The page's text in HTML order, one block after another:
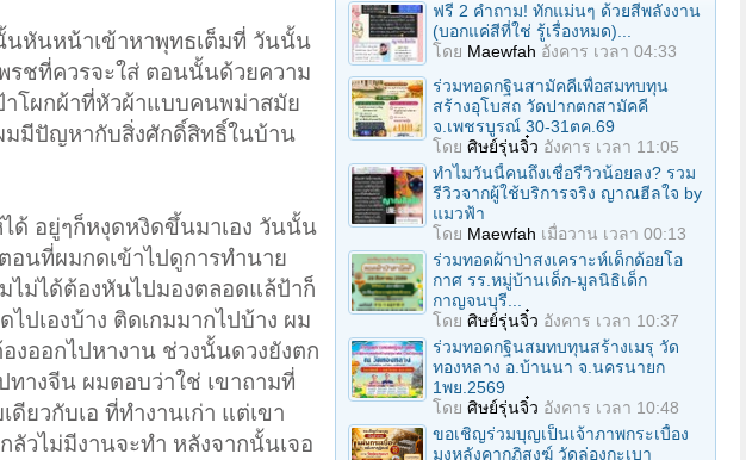
นหันหน้าเข้าหาพุทธเต็มที่ วันนั้น
รชที่ควรจะใส่ ตอนนั้นด้วยความ
าโผกผ้าที่หัวผ้าแบบคนพม่าสมัย
มมีปัญหากับสิ่งศักดิ์สิทธิ์ในบ้าน
ด้ อยู่ๆก็หงุดหงิดขึ้นมาเอง วันนั้น
อนที่ผมกดเข้าไปดูการทำนาย
ไม่ได้ต้องหันไปมองตลอดแล้ป้าก็
ปเองบ้าง ติดเกมมากไปบ้าง ผม
งออกไปหางาน ช่วงนั้นดวงยังตก
างจีน ผมตอบว่าใช่ เขาถามที่
ยวกับเอ ที่ทำงานเก่า แต่เขา
ลัวไม่มีงานจะทำ หลังจากนั้นเจอ
ฟรี 2 คำถาม! ทักแม่นๆ ด้วยสีพลังงาน
(บอกแค่สีที่ใช่ รู้เรื่องหมด)...
โดย Maewfah อังคาร เวลา 04:33
ร่วมทอดกฐินสามัคคีเพื่อสมทบทุน
สร้างอุโบสถ วัดปากตกสามัคคี
จ.เพชรบูรณ์ 30-31ตค.69
โดย ศิษย์รุ่นจิ๋ว อังคาร เวลา 11:05
ทำไมวันนี้คนถึงเชื่อรีวิวน้อยลง? รวม
รีวิวจากผู้ใช้บริการจริง ญาณฮีลใจ by
แมวฟ้า
โดย Maewfah เมื่อวาน เวลา 00:13
ร่วมทอดผ้าป่าสงเคราะห์เด็กด้อยโอ
กาศ รร.หมู่บ้านเด็ก-มูลนิธิเด็ก
กาญจนบุรี...
โดย ศิษย์รุ่นจิ๋ว อังคาร เวลา 10:37
ร่วมทอดกฐินสมทบทุนสร้างเมรุ วัด
ทองหลาง อ.บ้านนา จ.นครนายก
1พย.2569
โดย ศิษย์รุ่นจิ๋ว อังคาร เวลา 10:48
ขอเชิญร่วมบุญเป็นเจ้าภาพกระเบื้อง
มุงหลังคากุฏิสงฆ์ วัดล่องกะเบา